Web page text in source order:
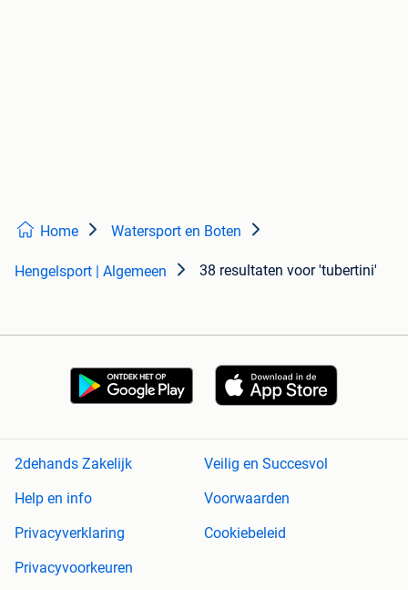
Home Watersport en Boten
Hengelsport | Algemeen 38 resultaten voor 'tubertini'
2dehands Zakelijk
Veilig en Succesvol
Help en info
Voorwaarden
Privacyverklaring
Cookiebeleid
Privacyvoorkeuren